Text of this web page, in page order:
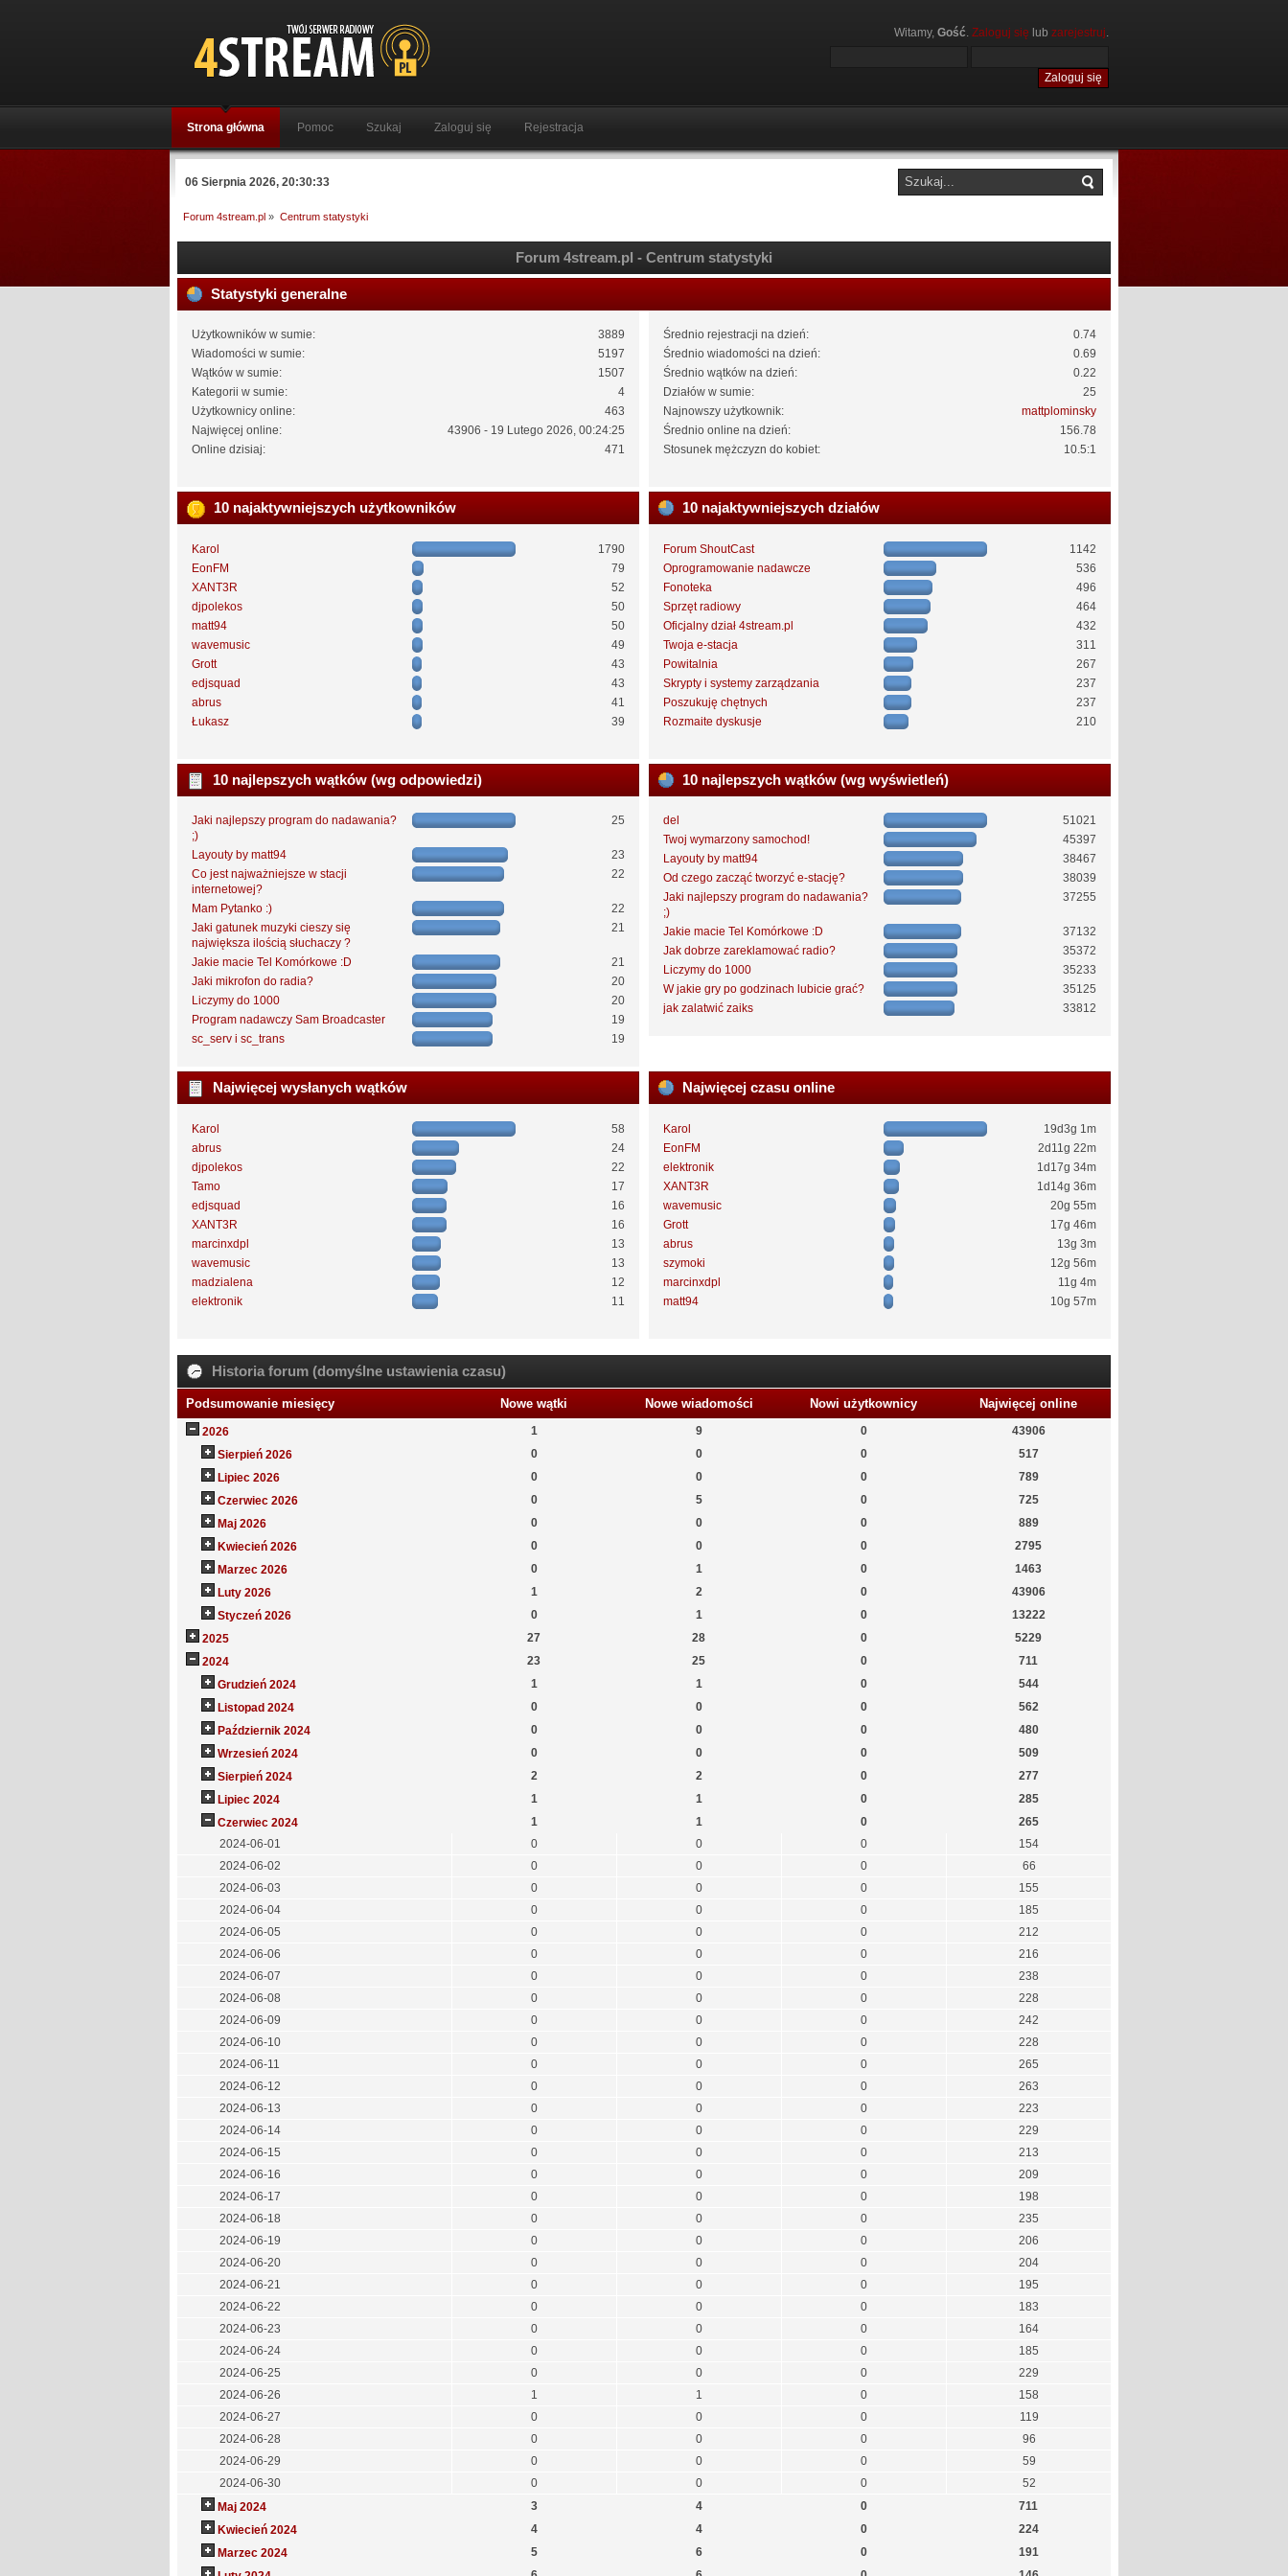
Witamy, Gość. Zaloguj się lub zarejestruj.
Strona główna Pomoc Szukaj Zaloguj się Rejestracja
06 Sierpnia 2026, 20:30:33
Forum 4stream.pl » Centrum statystyki
Forum 4stream.pl - Centrum statystyki
Statystyki generalne
Użytkowników w sumie:
3889
Wiadomości w sumie:
5197
Wątków w sumie:
1507
Kategorii w sumie:
4
Użytkownicy online:
463
Najwięcej online:
43906 - 19 Lutego 2026, 00:24:25
Online dzisiaj:
471
Średnio rejestracji na dzień:
0.74
Średnio wiadomości na dzień:
0.69
Średnio wątków na dzień:
0.22
Działów w sumie:
25
Najnowszy użytkownik:
mattplominsky
Średnio online na dzień:
156.78
Stosunek mężczyzn do kobiet:
10.5:1
10 najaktywniejszych użytkowników
Karol
1790
EonFM
79
XANT3R
52
djpolekos
50
matt94
50
wavemusic
49
Grott
43
edjsquad
43
abrus
41
Łukasz
39
10 najaktywniejszych działów
Forum ShoutCast
1142
Oprogramowanie nadawcze
536
Fonoteka
496
Sprzęt radiowy
464
Oficjalny dział 4stream.pl
432
Twoja e-stacja
311
Powitalnia
267
Skrypty i systemy zarządzania
237
Poszukuję chętnych
237
Rozmaite dyskusje
210
10 najlepszych wątków (wg odpowiedzi)
Jaki najlepszy program do nadawania?
;)
25
Layouty by matt94
23
Co jest najważniejsze w stacji
internetowej?
22
Mam Pytanko :)
22
Jaki gatunek muzyki cieszy się
największa ilością słuchaczy ?
21
Jakie macie Tel Komórkowe :D
21
Jaki mikrofon do radia?
20
Liczymy do 1000
20
Program nadawczy Sam Broadcaster
19
sc_serv i sc_trans
19
10 najlepszych wątków (wg wyświetleń)
del
51021
Twoj wymarzony samochod!
45397
Layouty by matt94
38467
Od czego zacząć tworzyć e-stację?
38039
Jaki najlepszy program do nadawania?
;)
37255
Jakie macie Tel Komórkowe :D
37132
Jak dobrze zareklamować radio?
35372
Liczymy do 1000
35233
W jakie gry po godzinach lubicie grać?
35125
jak zalatwić zaiks
33812
Najwięcej wysłanych wątków
Karol
58
abrus
24
djpolekos
22
Tamo
17
edjsquad
16
XANT3R
16
marcinxdpl
13
wavemusic
13
madzialena
12
elektronik
11
Najwięcej czasu online
Karol
19d3g 1m
EonFM
2d11g 22m
elektronik
1d17g 34m
XANT3R
1d14g 36m
wavemusic
20g 55m
Grott
17g 46m
abrus
13g 3m
szymoki
12g 56m
marcinxdpl
11g 4m
matt94
10g 57m
Historia forum (domyślne ustawienia czasu)
Podsumowanie miesięcy Nowe wątki Nowe wiadomości Nowi użytkownicy Najwięcej online
2026 1 9 0
43906
Sierpień 2026
0 0 0
517
Lipiec 2026
0 0 0
789
Czerwiec 2026
0 5 0
725
Maj 2026
0 0 0
889
Kwiecień 2026
0 0 0
2795
Marzec 2026
0 1 0
1463
Luty 2026
1 2 0
43906
Styczeń 2026
0 1 0
13222
2025
27 28 0
5229
2024
23 25 0
711
Grudzień 2024
1 1 0
544
Listopad 2024
0 0 0
562
Październik 2024
0 0 0
480
Wrzesień 2024
0 0 0
509
Sierpień 2024
2 2 0
277
Lipiec 2024
1 1 0
285
Czerwiec 2024
1 1 0
265
2024-06-01
0 0 0
154
2024-06-02
0 0 0
66
2024-06-03
0 0 0
155
2024-06-04
0 0 0
185
2024-06-05
0 0 0
212
2024-06-06
0 0 0
216
2024-06-07
0 0 0
238
2024-06-08
0 0 0
228
2024-06-09
0 0 0
242
2024-06-10
0 0 0
228
2024-06-11
0 0 0
265
2024-06-12
0 0 0
263
2024-06-13
0 0 0
223
2024-06-14
0 0 0
229
2024-06-15
0 0 0
213
2024-06-16
0 0 0
209
2024-06-17
0 0 0
198
2024-06-18
0 0 0
235
2024-06-19
0 0 0
206
2024-06-20
0 0 0
204
2024-06-21
0 0 0
195
2024-06-22
0 0 0
183
2024-06-23
0 0 0
164
2024-06-24
0 0 0
185
2024-06-25
0 0 0
229
2024-06-26
1 1 0
158
2024-06-27
0 0 0
119
2024-06-28
0 0 0
96
2024-06-29
0 0 0
59
2024-06-30
0 0 0
52
Maj 2024
3 4 0
711
Kwiecień 2024
4 4 0
224
Marzec 2024
5 6 0
191